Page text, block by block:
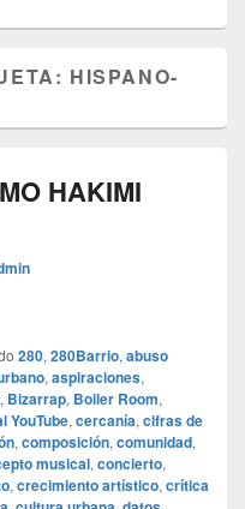
HISPANO-
HAKIMI
280, 280Barrio, abuso
, aspiraciones,
, Bizarrap, Boiler Room,
YouTube, cercanía, cifras de
, composición, comunidad,
musical, concierto,
, crecimiento artístico, crítica